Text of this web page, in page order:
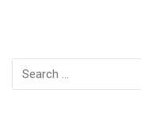
Search
for: